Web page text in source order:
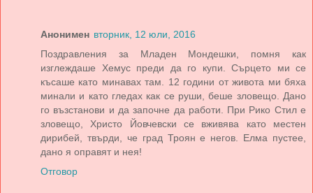
Анонимен вторник, 12 юли, 2016
Поздравления за Младен Мондешки, помня как
изглеждаше Хемус преди да го купи. Сърцето ми се
късаше като минавах там. 12 години от живота ми бяха
минали и като гледах как се руши, беше зловещо. Дано
го възстанови и да започне да работи. При Рико Стил е
зловещо, Христо Йовчевски се вживява като местен
дирибей, твърди, че град Троян е негов. Елма пустее,
дано я оправят и нея!
Отговор